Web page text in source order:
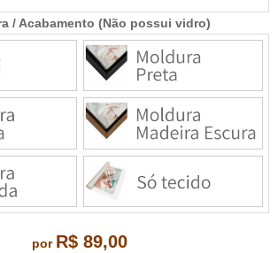
/ Acabamento (Não possui vidro)
por R$ 89,00